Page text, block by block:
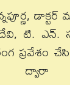
డాక్టర్
టి. ఎన్.
ప్రవేశం
ద్వారా